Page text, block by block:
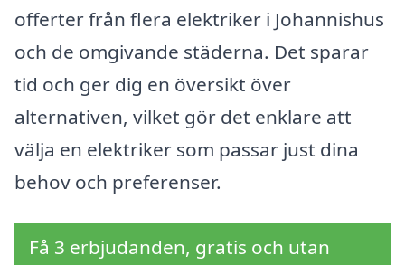
offerter från flera elektriker i Johannishus
och de omgivande städerna. Det sparar
tid och ger dig en översikt över
alternativen, vilket gör det enklare att
välja en elektriker som passar just dina
behov och preferenser.
Få 3 erbjudanden, gratis och utan